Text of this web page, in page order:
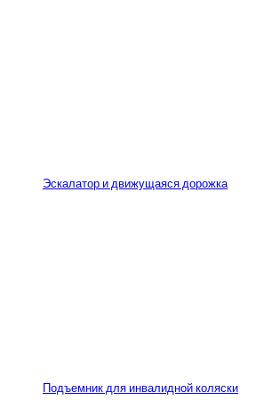
Эскалатор и движущаяся дорожка
Подъемник для инвалидной коляски